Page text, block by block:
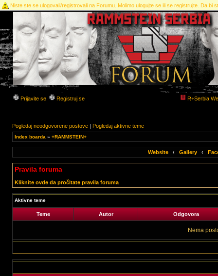
Niste ste se ulogovali/registrovali na Forumu. Molimo ulogujte se ili se registrujte. Da bi
Prijavite se Registruj se R+Serbia
Pogledaj neodgovorene postove | Pogledaj aktivne teme
Index boarda » +RAMMSTEIN+
Website ‹ Gallery ‹
Pravila foruma
Kliknite ovde da pročitate pravila foruma
Aktivne teme
Teme Autor Odgovora
Nema